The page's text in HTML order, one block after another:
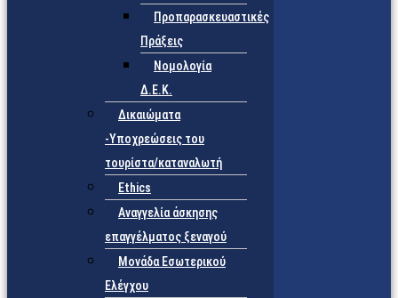
Προπαρασκευαστικές
Πράξεις
Νομολογία
Δ.Ε.Κ.
Δικαιώματα
-Υποχρεώσεις του
τουρίστα/καταναλωτή
Ethics
Αναγγελία άσκησης
επαγγέλματος ξεναγού
Μονάδα Εσωτερικού
Ελέγχου